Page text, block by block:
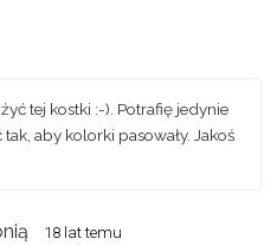
tej kostki :-). Potrafię jedynie
aby kolorki pasowały. Jakoś
18 lat temu